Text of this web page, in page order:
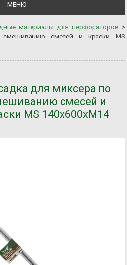
МЕНЮ
материалы для перфораторов >
смесей и краски MS
для миксера по
смесей и
MS 140х600хM14